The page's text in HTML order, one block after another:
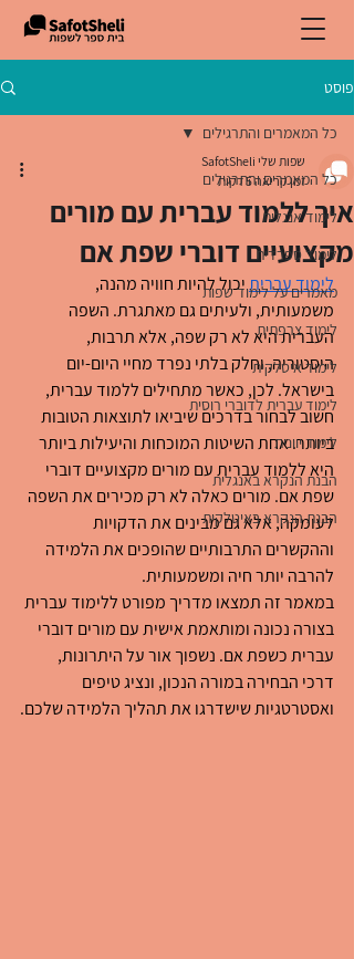
פוסט
כל המאמרים והתרגילים
לימוד אנגלית
לימוד ספרדית
מאמרים על לימוד שפות
לימוד צרפתית
לימוד איטלקית
לימוד עברית לדוברי רוסית
לימוד יוונית
הבנת הנקרא באנגלית
הבנת הנקרא באיטלקית
כל המאמרים והתרגילים
איך ללמוד עברית עם מורים
מקצועיים דוברי שפת אם
שפות שלי SafotSheli
זמן קריאה 5 דקות
לימוד עברית יכול להיות חוויה מהנה,
משמעותית, ולעיתים גם מאתגרת. השפה
העברית היא לא רק שפה, אלא תרבות,
היסטוריה, וחלק בלתי נפרד מחיי היום-יום
בישראל. לכן, כאשר מתחילים ללמוד עברית,
חשוב לבחור בדרכים שיביאו לתוצאות הטובות
ביותר. אחת השיטות המוכחות והיעילות ביותר
היא ללמוד עברית עם מורים מקצועיים דוברי
שפת אם. מורים כאלה לא רק מכירים את השפה
לעומקה, אלא גם מבינים את הדקויות
וההקשרים התרבותיים שהופכים את הלמידה
להרבה יותר חיה ומשמעותית.
במאמר זה תמצאו מדריך מפורט ללימוד עברית
בצורה נכונה ומותאמת אישית עם מורים דוברי
עברית כשפת אם. נשפוך אור על היתרונות,
דרכי הבחירה במורה הנכון, ונציג טיפים
ואסטרטגיות שישדרגו את תהליך הלמידה שלכם.